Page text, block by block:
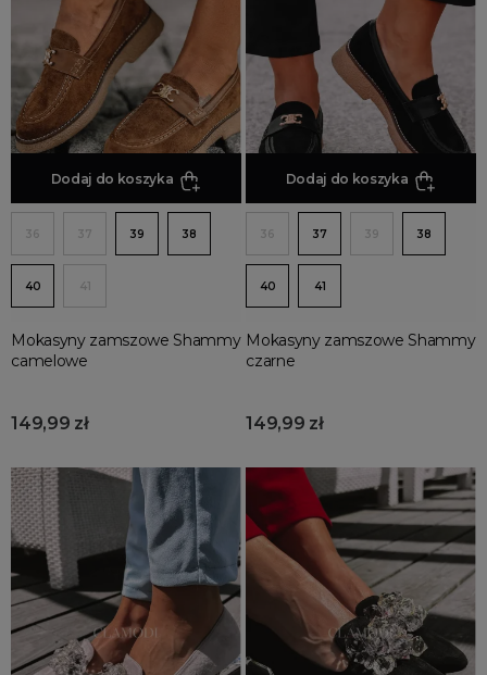
Mokasyny Skórzane
Mokasyny Zamszowe
Półbuty
Dodaj do koszyka
36 37 39 38
40 41
Mokasyny zamszowe Shammy
camelowe
149,99 zł
Dodaj do koszyka
36 37 39 38
40 41
Mokasyny zamszowe Shammy
czarne
149,99 zł